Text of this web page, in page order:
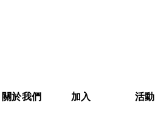
關於我們 加入 活動